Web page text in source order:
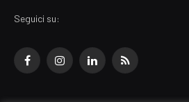
Seguici su:
FacebookInstagramLinkedInRSS